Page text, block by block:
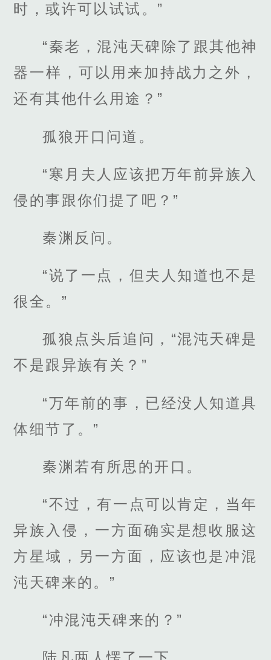
时，或许可以试试。”
“秦老，混沌天碑除了跟其他神
器一样，可以用来加持战力之外，
还有其他什么用途？”
孤狼开口问道。
“寒月夫人应该把万年前异族入
侵的事跟你们提了吧？”
秦渊反问。
“说了一点，但夫人知道也不是
很全。”
孤狼点头后追问，“混沌天碑是
不是跟异族有关？”
“万年前的事，已经没人知道具
体细节了。”
秦渊若有所思的开口。
“不过，有一点可以肯定，当年
异族入侵，一方面确实是想收服这
方星域，另一方面，应该也是冲混
沌天碑来的。”
“冲混沌天碑来的？”